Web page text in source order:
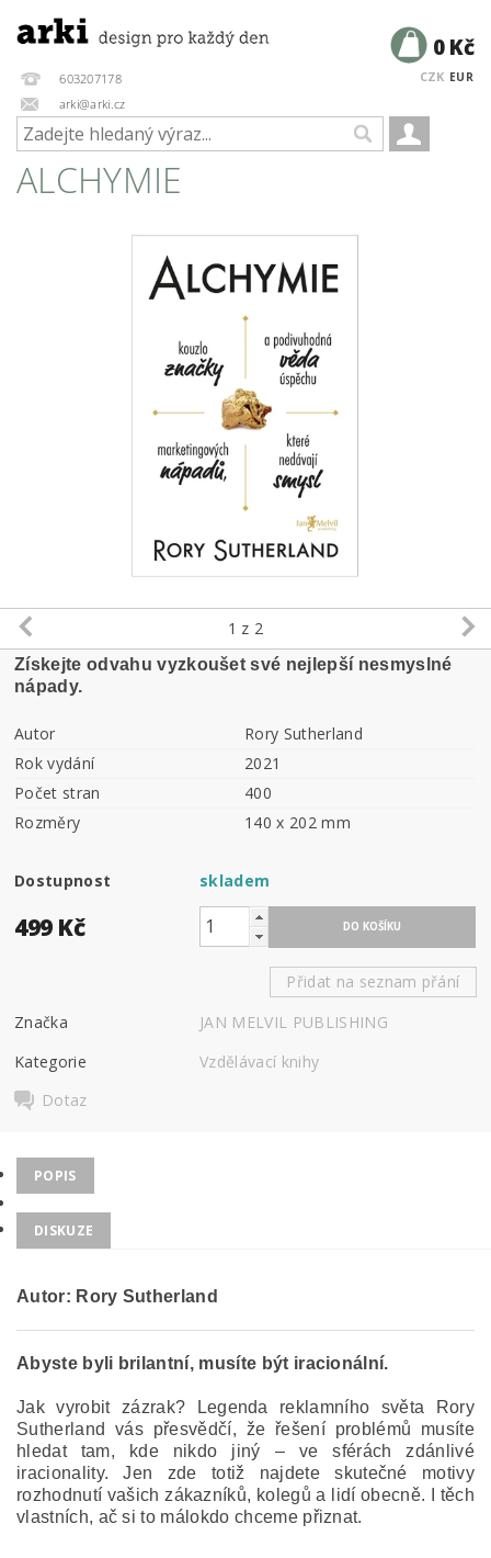
603207178
arki@arki.cz
CZK EUR
0 Kč
ALCHYMIE
1 z 2
Získejte odvahu vyzkoušet své nejlepší nesmyslné
nápady.
Autor
Rory Sutherland
Rok vydání
2021
Počet stran
400
Rozměry
140 x 202 mm
Dostupnost skladem
499 Kč
Přidat na seznam přání
Značka
JAN MELVIL PUBLISHING
Kategorie
Vzdělávací knihy
Dotaz
POPIS
DISKUZE
Autor: Rory Sutherland
Abyste byli brilantní, musíte být iracionální.
Jak vyrobit zázrak? Legenda reklamního světa Rory
Sutherland vás přesvědčí, že řešení problémů musíte
hledat tam, kde nikdo jiný – ve sférách zdánlivé
iracionality. Jen zde totiž najdete skutečné motivy
rozhodnutí vašich zákazníků, kolegů a lidí obecně. I těch
vlastních, ač si to málokdo chceme přiznat.